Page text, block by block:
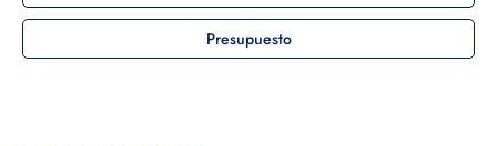
Presupuesto